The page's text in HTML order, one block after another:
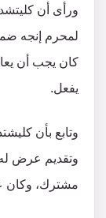
ورأى أن
لمحرم إنجه
كان يجب أن
يفعل.
وتابع بأن
وتقديم عرض
مشترك، وكان